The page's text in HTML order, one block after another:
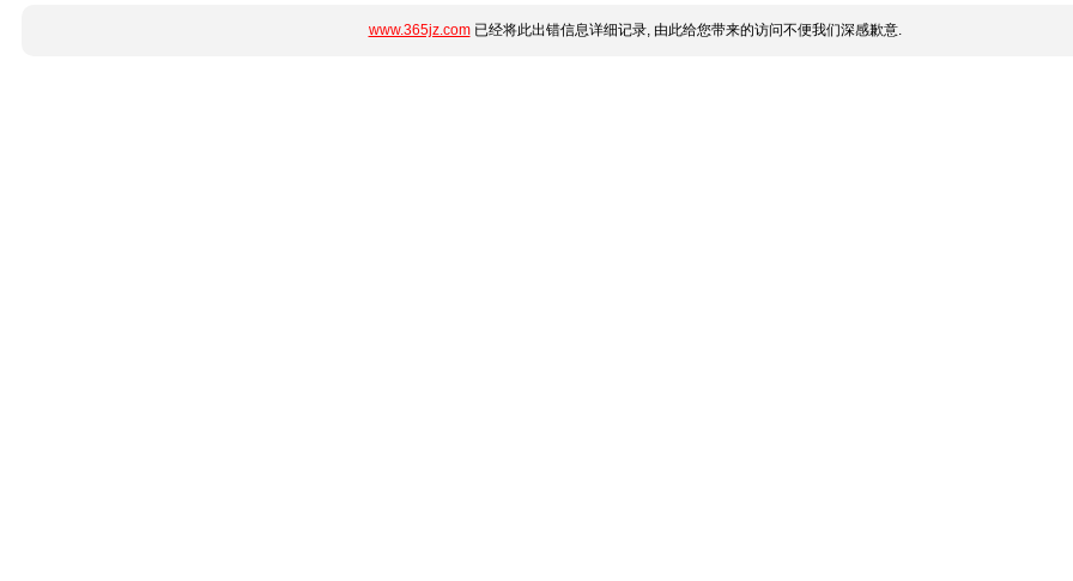
www.365jz.com已经将此出错信息详细记录, 由此给您带来的访问不便我们深感歉意.